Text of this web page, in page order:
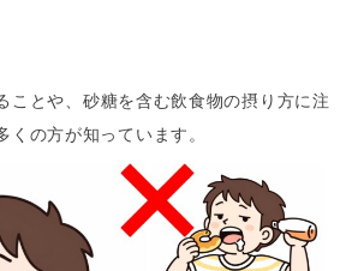
ことや、砂糖を含む飲食物の摂り方に注
くの方が知っています。